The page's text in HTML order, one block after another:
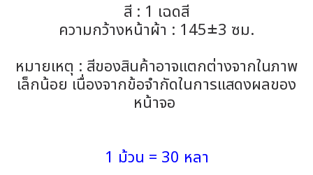
สี : 1 เฉดสี
ความกว้างหน้าผ้า : 145±3 ซม.
หมายเหตุ : สีของสินค้าอาจแตกต่างจากในภาพ
เล็กน้อย เนื่องจากข้อจำกัดในการแสดงผลของ
หน้าจอ
1 ม้วน = 30 หลา